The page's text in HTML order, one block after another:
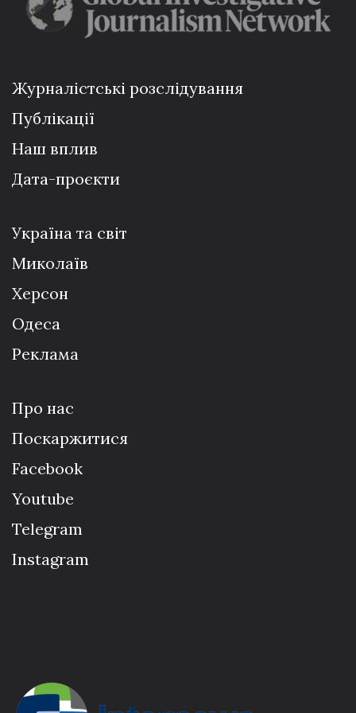
Журналістські розслідування
Публікації
Наш вплив
Дата-проєкти
Україна та світ
Миколаїв
Херсон
Одеса
Реклама
Про нас
Поскаржитися
Facebook
Youtube
Telegram
Instagram